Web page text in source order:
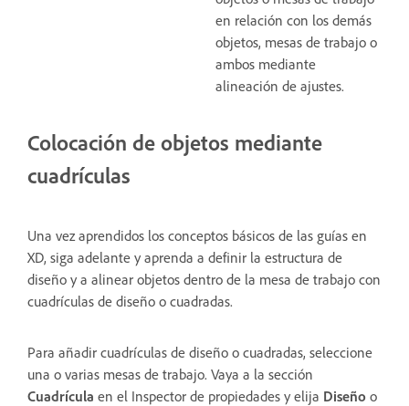
en relación con los demás
objetos, mesas de trabajo o
ambos mediante
alineación de ajustes.
Colocación de objetos mediante
cuadrículas
Una vez aprendidos los conceptos básicos de las guías en
XD, siga adelante y aprenda a definir la estructura de
diseño y a alinear objetos dentro de la mesa de trabajo con
cuadrículas de diseño o cuadradas.
Para añadir cuadrículas de diseño o cuadradas, seleccione
una o varias mesas de trabajo. Vaya a la sección
Cuadrícula en el Inspector de propiedades y elija Diseño o